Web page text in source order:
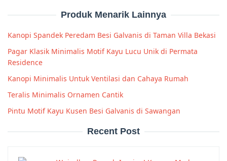
Produk Menarik Lainnya
Kanopi Spandek Peredam Besi Galvanis di Taman Villa Bekasi
Pagar Klasik Minimalis Motif Kayu Lucu Unik di Permata
Residence
Kanopi Minimalis Untuk Ventilasi dan Cahaya Rumah
Teralis Minimalis Ornamen Cantik
Pintu Motif Kayu Kusen Besi Galvanis di Sawangan
Recent Post